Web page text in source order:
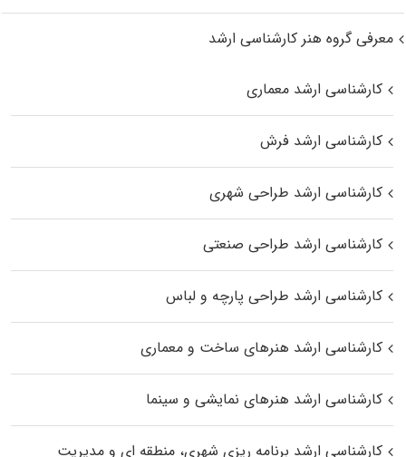
معرفی گروه هنر کارشناسی ارشد
کارشناسی ارشد معماری
کارشناسی ارشد فرش
کارشناسی ارشد طراحی شهری
کارشناسی ارشد طراحی صنعتی
کارشناسی ارشد طراحی پارچه و لباس
کارشناسی ارشد هنرهای ساخت و معماری
کارشناسی ارشد هنرهای نمایشی و سینما
کارشناسی ارشد برنامه ریزی شهری، منطقه‌ ای و مدیریت